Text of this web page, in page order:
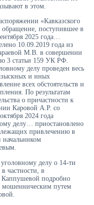
в этом.
«Кавказского
поступившее в
2025 года…
10.09.2019 года из
М.В. в совершении
3 статьи 159 УК РФ.
делу проведен весь
и иных
всех обстоятельств и
По результатам
о причастности к
Каровой А.Р. со
2024 года
делу… приостановлено
привлечению в
начальником
делу о 14-ти
частности, в
Каппушевой подробно
мошенническим путем